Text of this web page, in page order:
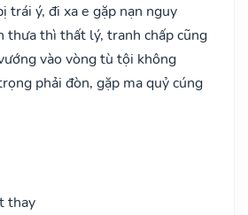
trái ý, đi xa e gặp nạn nguy
thưa thì thất lý, tranh chấp cũng
vào vòng tù tội không
phải đòn, gặp ma quỷ cúng
thay